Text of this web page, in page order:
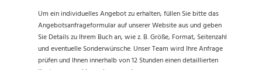
Um ein individuelles Angebot zu erhalten, füllen Sie bitte das
Angebotsanfrageformular auf unserer Website aus und geben
Sie Details zu Ihrem Buch an, wie z. B. Größe, Format, Seitenzahl
und eventuelle Sonderwünsche. Unser Team wird Ihre Anfrage
prüfen und Ihnen innerhalb von 12 Stunden einen detaillierten